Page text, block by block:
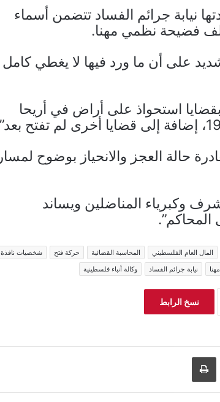
نيابة جرائم الفساد تتضمن أسماء
فضيحة نظمي مهنا.
على أن ما ورد فيها لا يغطي كامل
بقضايا استحواذ على أراض في أريحا
حالة العجز والانحياز بوضوح لمسار
وكبرياء المناضلين ويساند
المحاكم”.
المال العام الفلسطيني المحاسبة القضائية حركة فتح
شخصيات نافذة
نيابة جرائم الفساد وكالة أنباء فلسطينية
نسخ الرابط
عبر البريد طباعة